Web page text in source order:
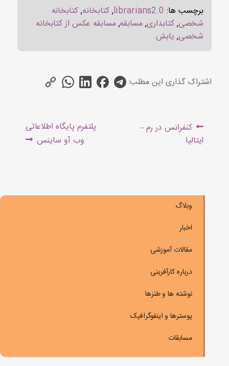
برچسب ها: librarians2.0
,کتابخانه,کتابخانه
شخصی,کتابداری,مسابقه,مسابقه عکس از کتابخانه
شخصی, یابش
اشتراک گذاری این مطلب:
راهبری
نوشته
Previous
post:
کنفرانس در رم –
ایتالیا
Next
post:
پلتفرم پایگاه اطلاعاتی
وب آو ساینس
وبلاگ
اخبار
مقالات آموزشی
درباره کارآفرینی
نوشته ها و طنزها
پوسترها و اینفوگرافیک
مسابقات